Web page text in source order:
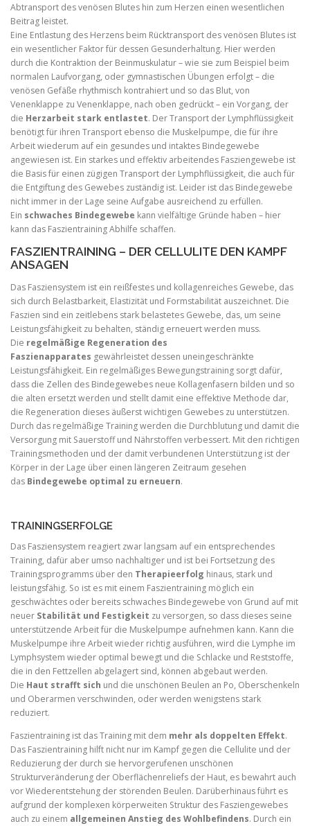
Abtransport des venösen Blutes hin zum Herzen einen wesentlichen
Beitrag leistet.
Eine Entlastung des Herzens beim Rücktransport des venösen Blutes ist
ein wesentlicher Faktor für dessen Gesunderhaltung. Hier werden
durch die Kontraktion der Beinmuskulatur – wie sie zum Beispiel beim
normalen Laufvorgang, oder gymnastischen Übungen erfolgt – die
venösen Gefäße rhythmisch kontrahiert und so das Blut, von
Venenklappe zu Venenklappe, nach oben gedrückt – ein Vorgang, der
die Herzarbeit stark entlastet. Der Transport der Lymphflüssigkeit
benötigt für ihren Transport ebenso die Muskelpumpe, die für ihre
Arbeit wiederum auf ein gesundes und intaktes Bindegewebe
angewiesen ist. Ein starkes und effektiv arbeitendes Fasziengewebe ist
die Basis für einen zügigen Transport der Lymphflüssigkeit, die auch für
die Entgiftung des Gewebes zuständig ist. Leider ist das Bindegewebe
nicht immer in der Lage seine Aufgabe ausreichend zu erfüllen.
Ein schwaches Bindegewebe kann vielfältige Gründe haben – hier
kann das Faszientraining Abhilfe schaffen.
FASZIENTRAINING – DER CELLULITE DEN KAMPF
ANSAGEN
Das Fasziensystem ist ein reißfestes und kollagenreiches Gewebe, das
sich durch Belastbarkeit, Elastizität und Formstabilität auszeichnet. Die
Faszien sind ein zeitlebens stark belastetes Gewebe, das, um seine
Leistungsfähigkeit zu behalten, ständig erneuert werden muss.
Die regelmäßige Regeneration des
Faszienapparates gewährleistet dessen uneingeschränkte
Leistungsfähigkeit. Ein regelmäßiges Bewegungstraining sorgt dafür,
dass die Zellen des Bindegewebes neue Kollagenfasern bilden und so
die alten ersetzt werden und stellt damit eine effektive Methode dar,
die Regeneration dieses äußerst wichtigen Gewebes zu unterstützen.
Durch das regelmäßige Training werden die Durchblutung und damit die
Versorgung mit Sauerstoff und Nährstoffen verbessert. Mit den richtigen
Trainingsmethoden und der damit verbundenen Unterstützung ist der
Körper in der Lage über einen längeren Zeitraum gesehen
das Bindegewebe optimal zu erneuern.
TRAININGSERFOLGE
Das Fasziensystem reagiert zwar langsam auf ein entsprechendes
Training, dafür aber umso nachhaltiger und ist bei Fortsetzung des
Trainingsprogramms über den Therapieerfolg hinaus, stark und
leistungsfähig. So ist es mit einem Faszientraining möglich ein
geschwächtes oder bereits schwaches Bindegewebe von Grund auf mit
neuer Stabilität und Festigkeit zu versorgen, so dass dieses seine
unterstützende Arbeit für die Muskelpumpe aufnehmen kann. Kann die
Muskelpumpe ihre Arbeit wieder richtig ausführen, wird die Lymphe im
Lymphsystem wieder optimal bewegt und die Schlacke und Reststoffe,
die in den Fettzellen abgelagert sind, können abgebaut werden.
Die Haut strafft sich und die unschönen Beulen an Po, Oberschenkeln
und Oberarmen verschwinden, oder werden wenigstens stark
reduziert.
Faszientraining ist das Training mit dem mehr als doppelten Effekt.
Das Faszientraining hilft nicht nur im Kampf gegen die Cellulite und der
Reduzierung der durch sie hervorgerufenen unschönen
Strukturveränderung der Oberflächenreliefs der Haut, es bewahrt auch
vor Wiederentstehung der störenden Beulen. Darüberhinaus führt es
aufgrund der komplexen körperweiten Struktur des Fasziengewebes
auch zu einem allgemeinen Anstieg des Wohlbefindens. Durch ein